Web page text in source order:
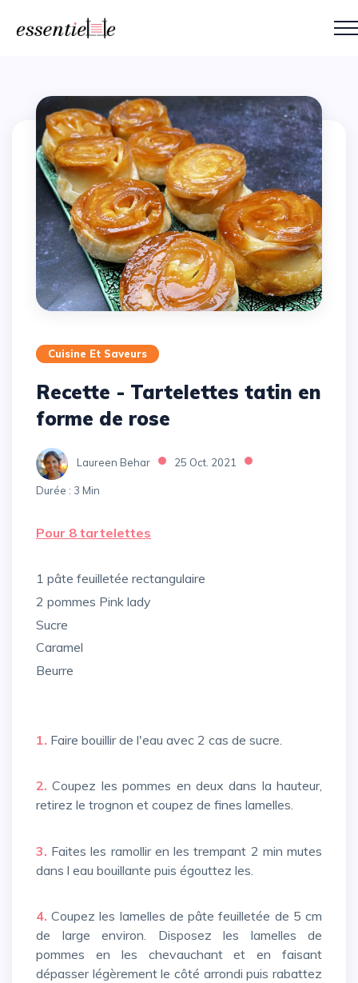
Cuisine Et Saveurs
Recette - Tartelettes tatin en
forme de rose
Laureen Behar 25 Oct. 2021
Durée : 3 Min
Pour 8 tartelettes
1 pâte feuilletée rectangulaire
2 pommes Pink lady
Sucre
Caramel
Beurre
1. Faire bouillir de l'eau avec 2 cas de sucre.
2. Coupez les pommes en deux dans la hauteur,
retirez le trognon et coupez de fines lamelles.
3. Faites les ramollir en les trempant 2 min mutes
dans l eau bouillante puis égouttez les.
4. Coupez les lamelles de pâte feuilletée de 5 cm
de large environ. Disposez les lamelles de
pommes en les chevauchant et en faisant
dépasser légèrement le côté arrondi puis rabattez